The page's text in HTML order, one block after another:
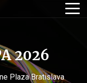
2026
Plaza Bratislava